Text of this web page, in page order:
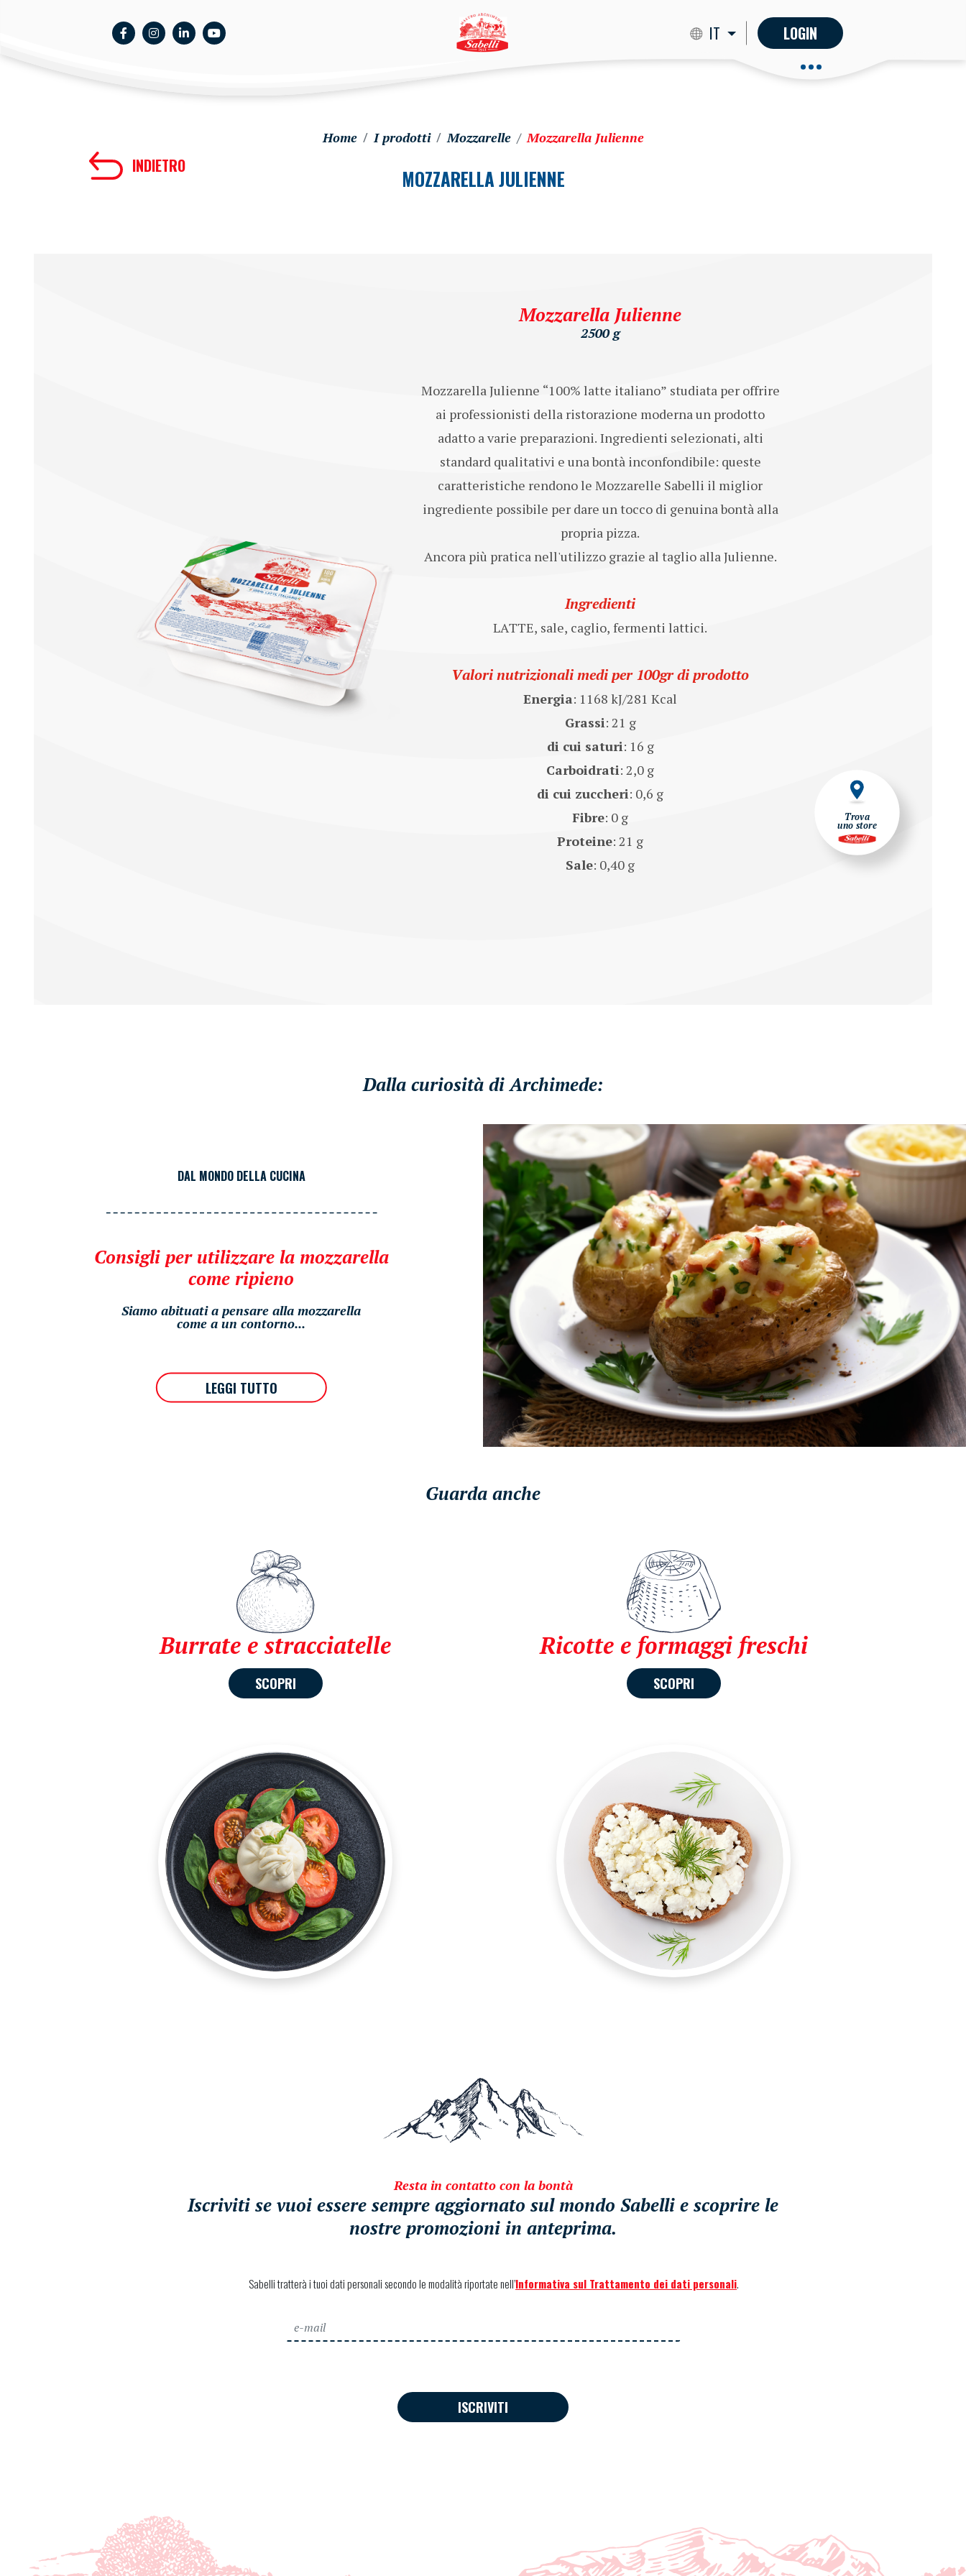
IT LOGIN
Trova
uno store
Home I prodotti Mozzarelle Mozzarella Julienne
INDIETRO MOZZARELLA JULIENNE
Mozzarella Julienne
2500 g
Mozzarella Julienne “100% latte italiano” studiata per offrire
ai professionisti della ristorazione moderna un prodotto
adatto a varie preparazioni. Ingredienti selezionati, alti
standard qualitativi e una bontà inconfondibile: queste
caratteristiche rendono le Mozzarelle Sabelli il miglior
ingrediente possibile per dare un tocco di genuina bontà alla
propria pizza.
Ancora più pratica nell'utilizzo grazie al taglio alla Julienne.
Ingredienti
LATTE, sale, caglio, fermenti lattici.
Valori nutrizionali medi per 100gr di prodotto
Energia: 1168 kJ/281 Kcal
Grassi: 21 g
di cui saturi: 16 g
Carboidrati: 2,0 g
di cui zuccheri: 0,6 g
Fibre: 0 g
Proteine: 21 g
Sale: 0,40 g
Dalla curiosità di Archimede:
DAL MONDO DELLA CUCINA
Consigli per utilizzare la mozzarella
come ripieno
Siamo abituati a pensare alla mozzarella
come a un contorno...
LEGGI TUTTO
Guarda anche
Burrate e stracciatelle
SCOPRI
Ricotte e formaggi freschi
SCOPRI
Resta in contatto con la bontà
Iscriviti se vuoi essere sempre aggiornato sul mondo Sabelli e scoprire le
nostre promozioni in anteprima.
Sabelli tratterà i tuoi dati personali secondo le modalità riportate nell’Informativa sul Trattamento dei dati personali.
ISCRIVITI